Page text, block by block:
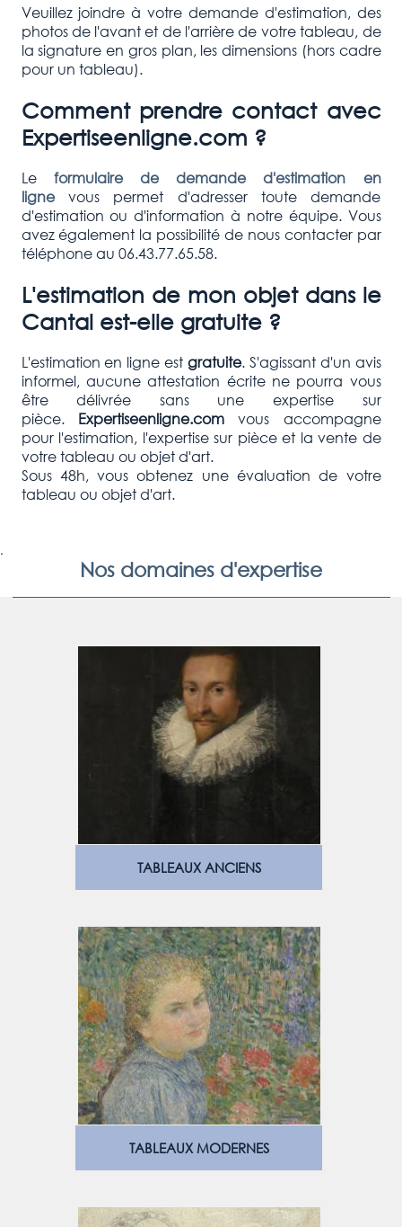
Veuillez joindre à votre demande d'estimation, des
photos de l'avant et de l'arrière de votre tableau, de
la signature en gros plan, les dimensions (hors cadre
pour un tableau).
Comment prendre contact avec
Expertiseenligne.com ?
Le formulaire de demande d'estimation en
lignevous permet d'adresser toute demande
d'estimation ou d'information à notre équipe. Vous
avez également la possibilité de nous contacter par
téléphone au 06.43.77.65.58.
L'estimation de mon objet dans le
Cantal est-elle gratuite ?
L'estimation en ligne est gratuite. S'agissant d'un avis
informel, aucune attestation écrite ne pourra vous
être délivrée sans une expertise sur
pièce. Expertiseenligne.comvous accompagne
pour l'estimation, l'expertise sur pièce et la vente de
votre tableau ou objet d'art.
Sous 48h, vous obtenez une évaluation de votre
tableau ou objet d'art.
.
Nos domaines d'expertise
TABLEAUX ANCIENS
TABLEAUX MODERNES